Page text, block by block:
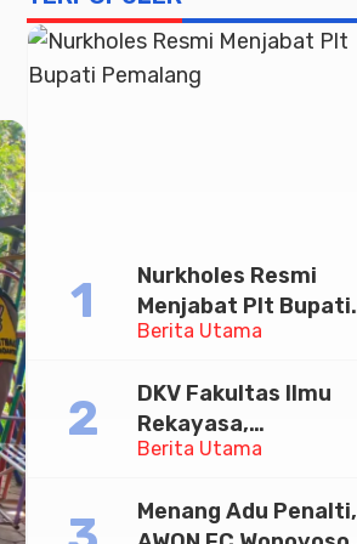
Berita Utama
Nurkholes Resmi
Menjabat Plt Bupati
Pemalang
Berita Utama
DKV Fakultas Ilmu
Rekayasa,
Universitas
Diskusi Desain
Menang Adu Penalti,